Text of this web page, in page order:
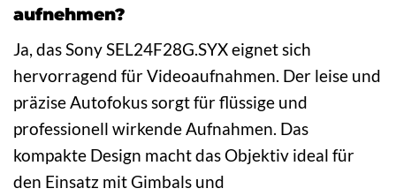
aufnehmen?
Ja, das Sony SEL24F28G.SYX eignet sich
hervorragend für Videoaufnahmen. Der leise und
präzise Autofokus sorgt für flüssige und
professionell wirkende Aufnahmen. Das
kompakte Design macht das Objektiv ideal für
den Einsatz mit Gimbals und